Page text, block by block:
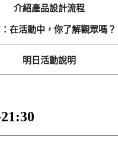
介紹產品設計流程
在活動中，你了解觀眾嗎？
明日活動說明